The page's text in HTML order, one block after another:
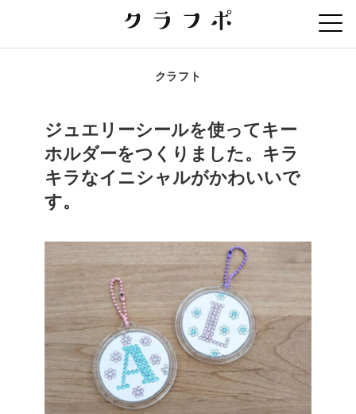
クラフト
ジュエリーシールを使ってキー
ホルダーをつくりました。キラ
キラなイニシャルがかわいいで
す。